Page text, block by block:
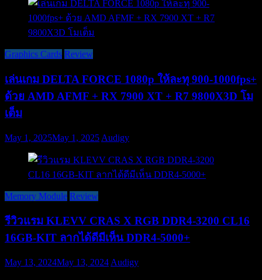
Graphics Cards Review
เล่นเกม DELTA FORCE 1080p ให้ละทุ 900-1000fps+
ด้วย AMD AFMF + RX 7900 XT + R7 9800X3D โม
เต็ม
May 1, 2025May 1, 2025 Audigy
Memory Module Review
รีวิวแรม KLEVV CRAS X RGB DDR4-3200 CL16
16GB-KIT ลากได้ดีมีเห็น DDR4-5000+
May 13, 2024May 13, 2024 Audigy